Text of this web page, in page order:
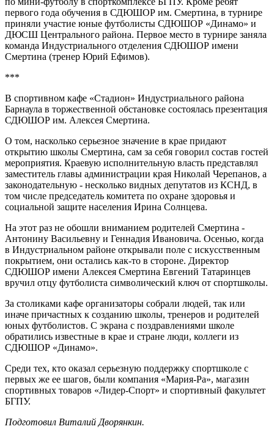
первого года обучения в СДЮШОР им. Смертина, в турнире
приняли участие юные футболисты СДЮШОР «Динамо» и
ДЮСШ Центрального района. Первое место в турнире заняла
команда Индустриального отделения СДЮШОР имени
Смертина (тренер Юрий Ефимов).
***
В спортивном кафе «Стадион» Индустриального района
Барнаула в торжественной обстановке состоялась презентация
СДЮШОР им. Алексея Смертина.
О том, насколько серьезное значение в крае придают
открытию школы Смертина, сам за себя говорил состав гостей
мероприятия. Краевую исполнительную власть представлял
заместитель главы администрации края Николай Черепанов, а
законодательную - несколько видных депутатов из КСНД, в
том числе председатель комитета по охране здоровья и
социальной защите населения Ирина Солнцева.
На этот раз не обошли вниманием родителей Смертина -
Антонину Васильевну и Геннадия Ивановича. Осенью, когда
в Индустриальном районе открывали поле с искусственным
покрытием, они остались как-то в стороне. Директор
СДЮШОР имени Алексея Смертина Евгений Татаринцев
вручил отцу футболиста символический ключ от спортшколы.
За столиками кафе организаторы собрали людей, так или
иначе причастных к созданию школы, тренеров и родителей
юных футболистов. С экрана с поздравлениями школе
обратились известные в крае и стране люди, коллеги из
СДЮШОР «Динамо».
Среди тех, кто оказал серьезную поддержку спортшколе с
первых же ее шагов, были компания «Мария-Ра», магазин
спортивных товаров «Лидер-Спорт» и спортивный факультет
БГПУ.
Подготовил Виталий Дворянкин.